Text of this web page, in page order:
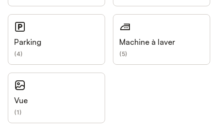
Parking
(4)
Machine à laver
(5)
Vue
(1)